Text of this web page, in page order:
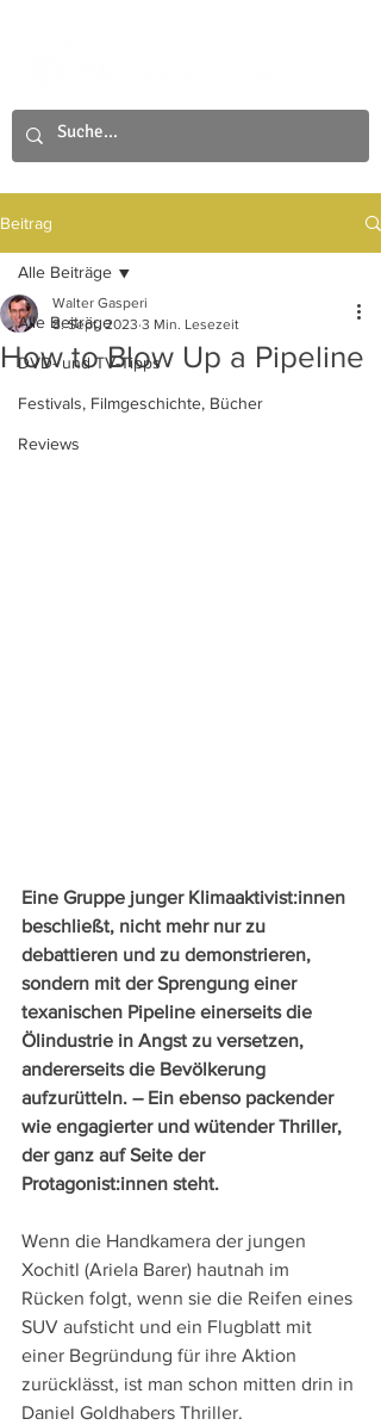
Beitrag
Alle Beiträge
DVD- und TV-Tipps
Festivals, Filmgeschichte, Bücher
Reviews
Alle Beiträge
How to Blow Up a Pipeline
Walter Gasperi
8. Sept. 2023 3 Min. Lesezeit
Eine Gruppe junger Klimaaktivist:innen
beschließt, nicht mehr nur zu
debattieren und zu demonstrieren,
sondern mit der Sprengung einer
texanischen Pipeline einerseits die
Ölindustrie in Angst zu versetzen,
andererseits die Bevölkerung
aufzurütteln. – Ein ebenso packender
wie engagierter und wütender Thriller,
der ganz auf Seite der
Protagonist:innen steht.
Wenn die Handkamera der jungen
Xochitl (Ariela Barer) hautnah im
Rücken folgt, wenn sie die Reifen eines
SUV aufsticht und ein Flugblatt mit
einer Begründung für ihre Aktion
zurücklässt, ist man schon mitten drin in
Daniel Goldhabers Thriller.